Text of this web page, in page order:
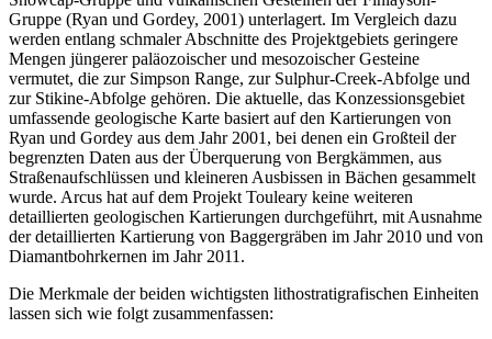
Gruppe (Ryan und Gordey, 2001) unterlagert. Im Vergleich dazu
werden entlang schmaler Abschnitte des Projektgebiets geringere
Mengen jüngerer paläozoischer und mesozoischer Gesteine
vermutet, die zur Simpson Range, zur Sulphur-Creek-Abfolge und
zur Stikine-Abfolge gehören. Die aktuelle, das Konzessionsgebiet
umfassende geologische Karte basiert auf den Kartierungen von
Ryan und Gordey aus dem Jahr 2001, bei denen ein Großteil der
begrenzten Daten aus der Überquerung von Bergkämmen, aus
Straßenaufschlüssen und kleineren Ausbissen in Bächen gesammelt
wurde. Arcus hat auf dem Projekt Touleary keine weiteren
detaillierten geologischen Kartierungen durchgeführt, mit Ausnahme
der detaillierten Kartierung von Baggergräben im Jahr 2010 und von
Diamantbohrkernen im Jahr 2011.
Die Merkmale der beiden wichtigsten lithostratigrafischen Einheiten
lassen sich wie folgt zusammenfassen: